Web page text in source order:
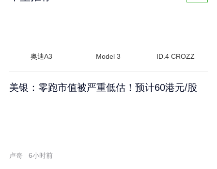
奥迪A3 Model 3 ID.4 CROZZ
美银：零跑市值被严重低估！预计60港元/股
卢奇 6小时前